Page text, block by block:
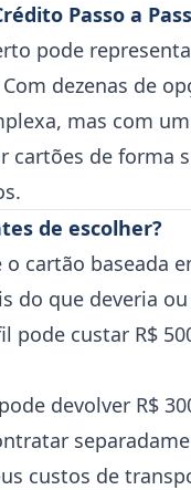
Passo a
pode
dezenas de
mas com
cartões de forma
de escolher?
cartão baseada
do que deveria
pode custar R$
devolver R$
custos de